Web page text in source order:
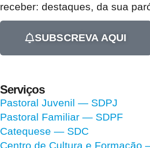
receber: destaques, da sua
SUBSCREVA AQUI
Serviços
Pastoral Juvenil — SDPJ
Pastoral Familiar — SDPF
Catequese — SDC
Centro de Cultura e Formação